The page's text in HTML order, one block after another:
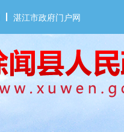
湛江市政府门户网